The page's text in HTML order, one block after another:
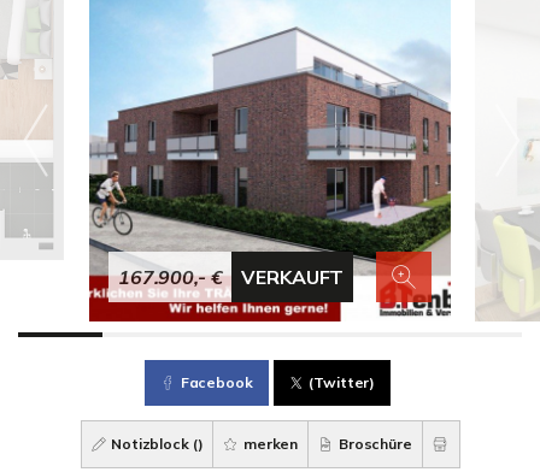
167.900,- € VERKAUFT
Facebook (Twitter)
Notizblock () merken Broschüre